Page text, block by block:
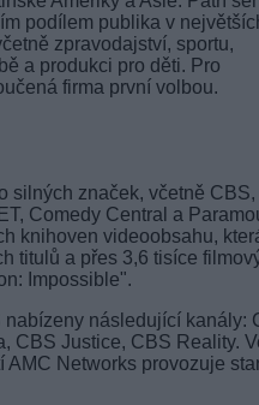
podílem publika v
zpravodajství, sportu,
a produkci pro děti. Pro
firma první volbou.
silných značek, včetně CBS,
Comedy Central a
knihoven videoobsahu,
titulů a přes 3,6 tisíce
Impossible".
následující kanály:
CBS Justice, CBS Reality.
Networks provozuje